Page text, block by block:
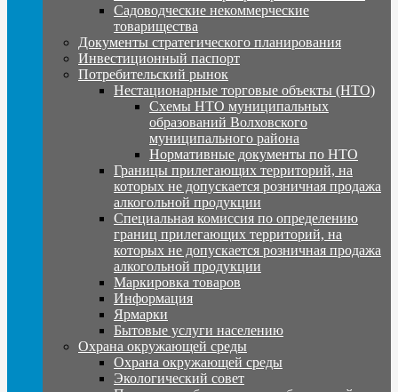
Садоводческие некоммерческие
товарищества
Документы стратегического планирования
Инвестиционный паспорт
Потребительский рынок
Нестационарные торговые объекты (НТО)
Схемы НТО муниципальных
образований Волховского
муниципального района
Нормативные документы по НТО
Границы прилегающих территорий, на
которых не допускается розничная продажа
алкогольной продукции
Специальная комиссия по определению
границ прилегающих территорий, на
которых не допускается розничная продажа
алкогольной продукции
Маркировка товаров
Информация
Ярмарки
Бытовые услуги населению
Охрана окружающей среды
Охрана окружающей среды
Экологический совет